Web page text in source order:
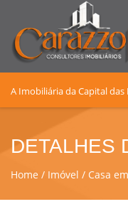
A Imobiliária da Capital
DETALHES
Home Imóvel Casa